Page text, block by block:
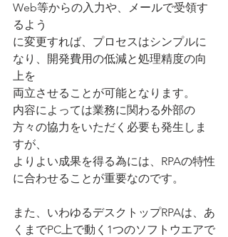
Web等からの入力や、メールで受領す
るよう
に変更すれば、プロセスはシンプルに
なり、開発費用の低減と処理精度の向
上を
両立させることが可能となります。
内容によっては業務に関わる外部の
方々の協力をいただく必要も発生しま
すが、
よりよい成果を得る為には、RPAの特性
に合わせることが重要なのです。
また、いわゆるデスクトップRPAは、あ
くまでPC上で動く1つのソフトウエアで